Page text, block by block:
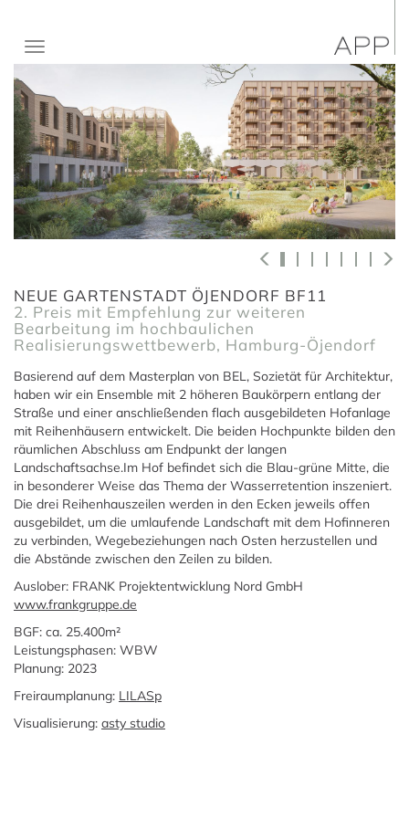
NEUE GARTENSTADT ÖJENDORF BF11
2. Preis mit Empfehlung zur weiteren
Bearbeitung im hochbaulichen
Realisierungswettbewerb, Hamburg-Öjendorf
Basierend auf dem Masterplan von BEL, Sozietät für Architektur,
haben wir ein Ensemble mit 2 höheren Baukörpern entlang der
Straße und einer anschließenden flach ausgebildeten Hofanlage
mit Reihenhäusern entwickelt. Die beiden Hochpunkte bilden den
räumlichen Abschluss am Endpunkt der langen
Landschaftsachse.Im Hof befindet sich die Blau-grüne Mitte, die
in besonderer Weise das Thema der Wasserretention inszeniert.
Die drei Reihenhauszeilen werden in den Ecken jeweils offen
ausgebildet, um die umlaufende Landschaft mit dem Hofinneren
zu verbinden, Wegebeziehungen nach Osten herzustellen und
die Abstände zwischen den Zeilen zu bilden.
Auslober: FRANK Projektentwicklung Nord GmbH
www.frankgruppe.de
BGF: ca. 25.400m²
Leistungsphasen: WBW
Planung: 2023
Freiraumplanung: LILASp
Visualisierung: asty studio